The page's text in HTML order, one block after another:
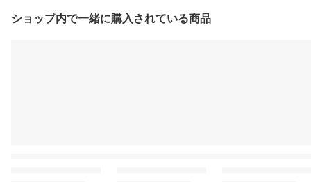
ショップ内で一緒に購入されている商品